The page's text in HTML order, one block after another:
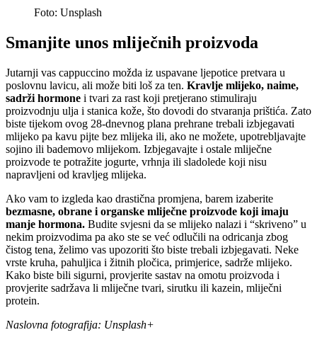
Foto: Unsplash
Smanjite unos mliječnih proizvoda
Jutarnji vas cappuccino možda iz uspavane ljepotice pretvara u
poslovnu lavicu, ali može biti loš za ten. Kravlje mlijeko, naime,
sadrži hormone i tvari za rast koji pretjerano stimuliraju
proizvodnju ulja i stanica kože, što dovodi do stvaranja prištića. Zato
biste tijekom ovog 28-dnevnog plana prehrane trebali izbjegavati
mlijeko pa kavu pijte bez mlijeka ili, ako ne možete, upotrebljavajte
sojino ili bademovo mlijekom. Izbjegavajte i ostale mliječne
proizvode te potražite jogurte, vrhnja ili sladolede koji nisu
napravljeni od kravljeg mlijeka.
Ako vam to izgleda kao drastična promjena, barem izaberite
bezmasne, obrane i organske mliječne proizvode koji imaju
manje hormona. Budite svjesni da se mlijeko nalazi i “skriveno” u
nekim proizvodima pa ako ste se već odlučili na odricanja zbog
čistog tena, želimo vas upozoriti što biste trebali izbjegavati. Neke
vrste kruha, pahuljica i žitnih pločica, primjerice, sadrže mlijeko.
Kako biste bili sigurni, provjerite sastav na omotu proizvoda i
provjerite sadržava li mliječne tvari, sirutku ili kazein, mliječni
protein.
Naslovna fotografija: Unsplash+